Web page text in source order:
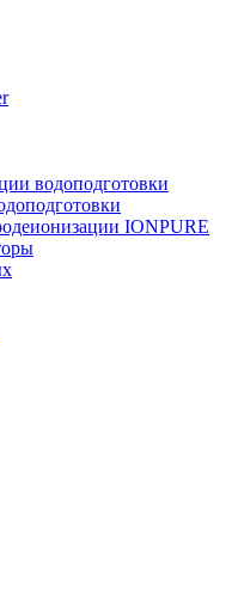
водоподготовки
IONPURE